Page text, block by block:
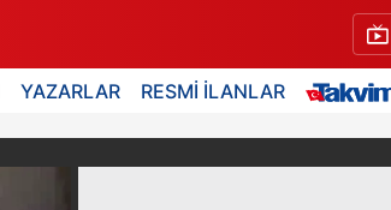
YAZARLAR RESMİ İLANLAR